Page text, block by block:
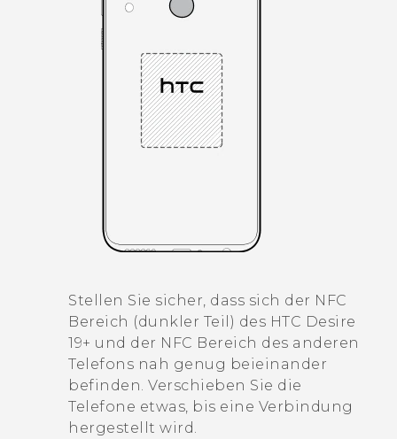
Stellen Sie sicher, dass sich der NFC
Bereich (dunkler Teil) des HTC Desire
19+‍ und der NFC Bereich des anderen
Telefons nah genug beieinander
befinden. Verschieben Sie die
Telefone etwas, bis eine Verbindung
hergestellt wird.